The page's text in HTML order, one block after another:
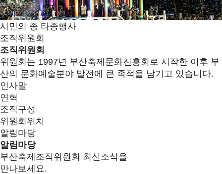
시민의 종 타종행사
조직위원회
조직위원회
위원회는 1997년 부산축제문화진흥회로 시작한 이후 부
산의 문화예술분야 발전에 큰 족적을 남기고 있습니다.
인사말
연혁
조직구성
위원회위치
알림마당
알림마당
부산축제조직위원회 최신소식을
만나보세요.